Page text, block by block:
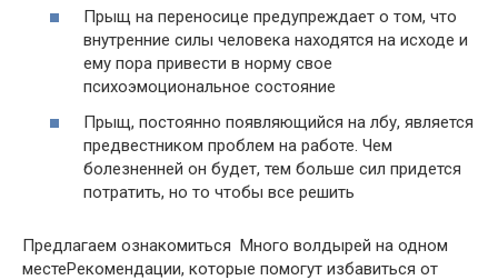
Прыщ на переносице предупреждает о том, что
внутренние силы человека находятся на исходе и
ему пора привести в норму свое
психоэмоциональное состояние
Прыщ, постоянно появляющийся на лбу, является
предвестником проблем на работе. Чем
болезненней он будет, тем больше сил придется
потратить, но то чтобы все решить
Предлагаем ознакомиться Много волдырей на одном
местеРекомендации, которые помогут избавиться от